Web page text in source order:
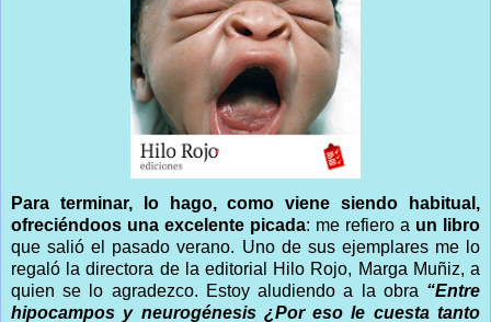
Para terminar, lo hago, como viene siendo habitual,
ofreciéndoos una excelente picada: me refiero a un libro
que salió el pasado verano. Uno de sus ejemplares me lo
regaló la directora de la editorial Hilo Rojo, Marga Muñiz, a
quien se lo agradezco. Estoy aludiendo a la obra “Entre
hipocampos y neurogénesis ¿Por eso le cuesta tanto